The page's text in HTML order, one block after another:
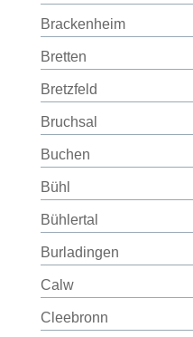
Brackenheim
Bretten
Bretzfeld
Bruchsal
Buchen
Bühl
Bühlertal
Burladingen
Calw
Cleebronn